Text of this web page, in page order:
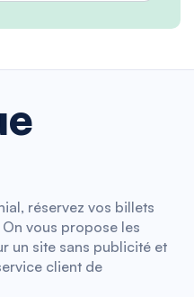
réservez vos billets
On vous propose les
un site sans publicité et
client de